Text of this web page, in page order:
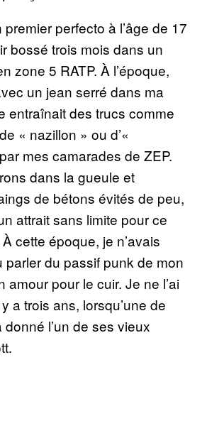
premier perfecto à l’âge de 17
bossé trois mois dans un
zone 5 RATP. À l’époque,
un jean serré dans ma
entraînait des trucs comme
« nazillon » ou d’«
mes camarades de ZEP.
dans la gueule et
de bétons évités de peu,
attrait sans limite pour ce
cette époque, je n’avais
parler du passif punk de mon
amour pour le cuir. Je ne l’ai
a trois ans, lorsqu’une de
donné l’un de ses vieux